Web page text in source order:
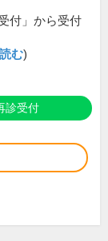
付」から受付
む)
診受付